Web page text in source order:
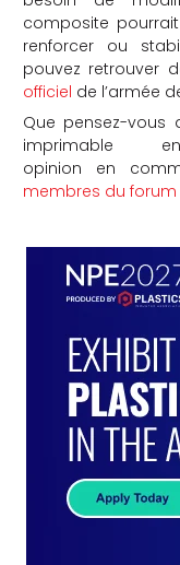
composite
renforcer ou
pouvez retrouver
officiel de l’armée
Que pensez-
imprimable
opinion en
membres du forum